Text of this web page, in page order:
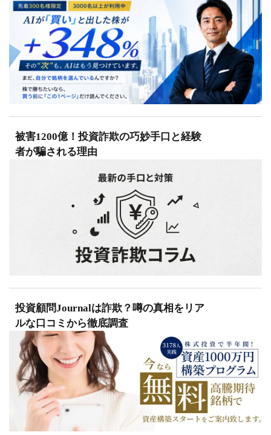
被害1200億！投資詐欺の巧妙手口と経験
者が騙される理由
投資顧問Journalは詐欺？噂の真相をリア
ルな口コミから徹底調査